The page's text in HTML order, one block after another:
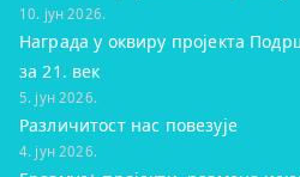
10. јун 2026.
Награда у оквиру пројекта
за 21. век
5. јун 2026.
Различитост нас повезује
4. јун 2026.